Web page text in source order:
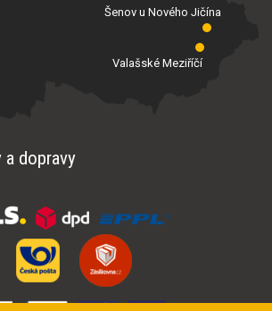
Valašské Meziříčí
Šenov u Nového Jičína
dopravy